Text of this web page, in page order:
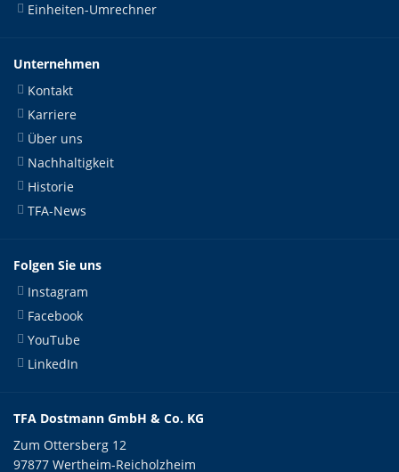
Einheiten-Umrechner
Unternehmen
Kontakt
Karriere
Über uns
Nachhaltigkeit
Historie
TFA-News
Folgen Sie uns
Instagram
Facebook
YouTube
LinkedIn
TFA Dostmann GmbH & Co. KG
Zum Ottersberg 12
97877 Wertheim-Reicholzheim